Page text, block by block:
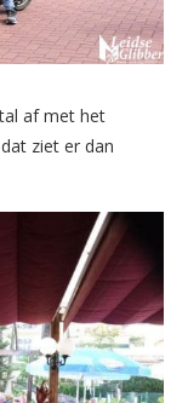
af met het
ziet er dan